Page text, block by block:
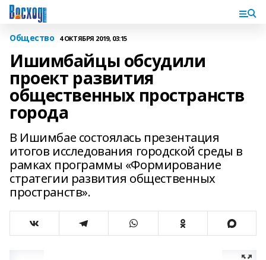
Общество 4 ОКТЯБРЯ 2019, 03:15
Ишимбайцы обсудили
проект развития
общественных пространств
города
В Ишимбае состоялась презентация
итогов исследования городской среды в
рамках программы «Формирование
стратегии развития общественных
пространств».